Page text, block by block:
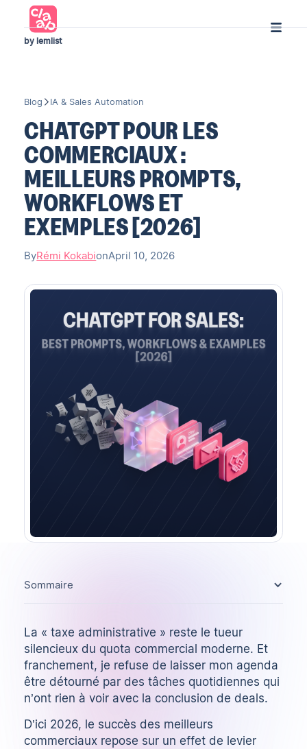
by lemlist
Blog IA & Sales Automation
CHATGPT POUR LES
COMMERCIAUX :
MEILLEURS PROMPTS,
WORKFLOWS ET
EXEMPLES [2026]
ByRémi KokabionApril 10, 2026
La « taxe administrative » reste le tueur
silencieux du quota commercial moderne. Et
franchement, je refuse de laisser mon agenda
être détourné par des tâches quotidiennes qui
n’ont rien à voir avec la conclusion de deals.
D’ici 2026, le succès des meilleurs
commerciaux repose sur un effet de levier
Sommaire